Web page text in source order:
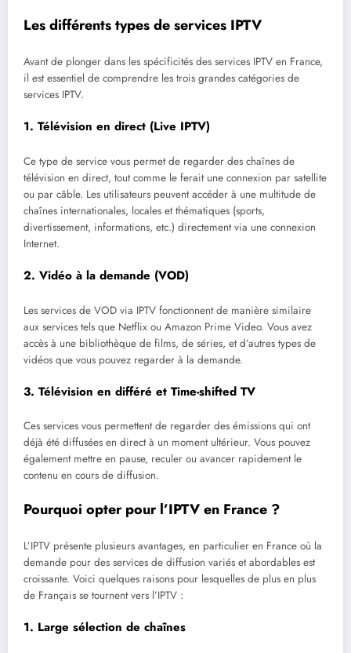
Les différents types de services IPTV
Avant de plonger dans les spécificités des services IPTV en France,
il est essentiel de comprendre les trois grandes catégories de
services IPTV.
1. Télévision en direct (Live IPTV)
Ce type de service vous permet de regarder des chaînes de
télévision en direct, tout comme le ferait une connexion par satellite
ou par câble. Les utilisateurs peuvent accéder à une multitude de
chaînes internationales, locales et thématiques (sports,
divertissement, informations, etc.) directement via une connexion
Internet.
2. Vidéo à la demande (VOD)
Les services de VOD via IPTV fonctionnent de manière similaire
aux services tels que Netflix ou Amazon Prime Video. Vous avez
accès à une bibliothèque de films, de séries, et d’autres types de
vidéos que vous pouvez regarder à la demande.
3. Télévision en différé et Time-shifted TV
Ces services vous permettent de regarder des émissions qui ont
déjà été diffusées en direct à un moment ultérieur. Vous pouvez
également mettre en pause, reculer ou avancer rapidement le
contenu en cours de diffusion.
Pourquoi opter pour l’IPTV en France ?
L’IPTV présente plusieurs avantages, en particulier en France où la
demande pour des services de diffusion variés et abordables est
croissante. Voici quelques raisons pour lesquelles de plus en plus
de Français se tournent vers l’IPTV :
1. Large sélection de chaînes